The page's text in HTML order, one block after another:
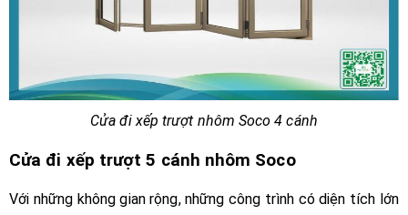
Cửa đi xếp trượt nhôm Soco 4 cánh
Cửa đi xếp trượt 5 cánh nhôm Soco
Với những không gian rộng, những công trình có diện tích lớn